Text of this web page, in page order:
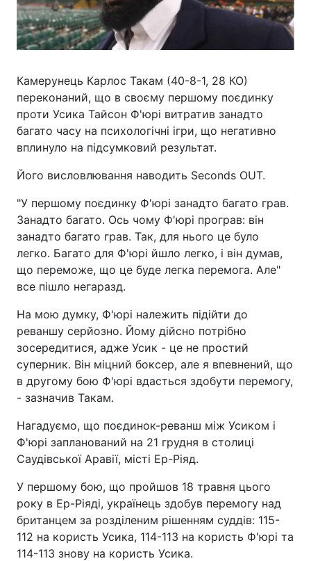
Камерунець Карлос Такам (40-8-1, 28 КО)
переконаний, що в своєму першому поєдинку
проти Усика Тайсон Ф'юрі витратив занадто
багато часу на психологічні ігри, що негативно
вплинуло на підсумковий результат.
Його висловлювання наводить Seconds OUT.
"У першому поєдинку Ф'юрі занадто багато грав.
Занадто багато. Ось чому Ф'юрі програв: він
занадто багато грав. Так, для нього це було
легко. Багато для Ф'юрі йшло легко, і він думав,
що переможе, що це буде легка перемога. Але"
все пішло негаразд.
На мою думку, Ф'юрі належить підійти до
реваншу серйозно. Йому дійсно потрібно
зосередитися, адже Усик - це не простий
суперник. Він міцний боксер, але я впевнений, що
в другому бою Ф'юрі вдасться здобути перемогу,
- зазначив Такам.
Нагадуємо, що поєдинок-реванш між Усиком і
Ф'юрі запланований на 21 грудня в столиці
Саудівської Аравії, місті Ер-Ріяд.
У першому бою, що пройшов 18 травня цього
року в Ер-Ріяді, українець здобув перемогу над
британцем за розділеним рішенням суддів: 115-
112 на користь Усика, 114-113 на користь Ф'юрі та
114-113 знову на користь Усика.